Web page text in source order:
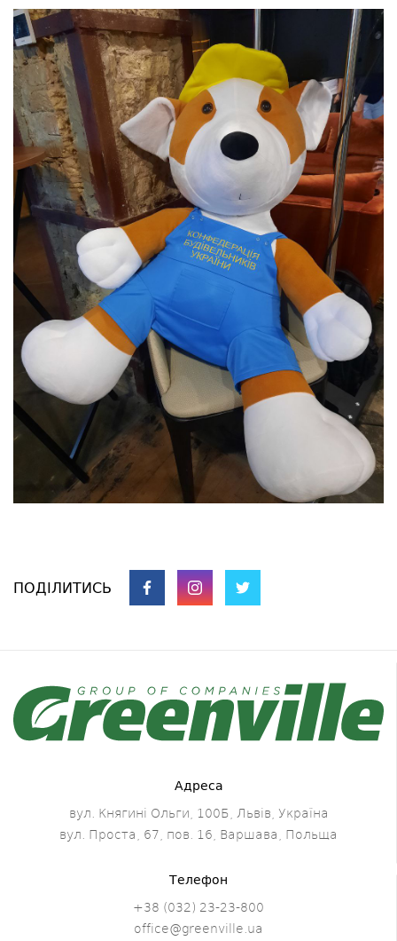
ПОДІЛИТИСЬ
Адреса
вул. Княгині Ольги, 100Б, Львів, Україна
вул. Проста, 67, пов. 16, Варшава, Польща
Телефон
+38 (032) 23-23-800
office@greenville.ua